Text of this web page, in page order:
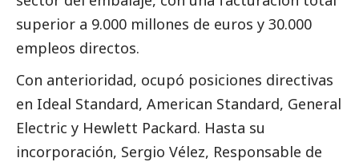
superior a 9.000 millones de euros y 30.000
empleos directos.
Con anterioridad, ocupó posiciones directivas
en Ideal Standard, American Standard, General
Electric y Hewlett Packard. Hasta su
incorporación, Sergio Vélez, Responsable de